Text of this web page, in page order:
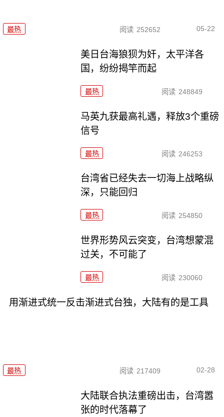
最热 阅读 252652 05-22
美日台海狼狈为奸，太平洋各
国，纷纷揭竿而起
最热 阅读 248849
马英九获最高礼遇，释放3个重磅
信号
最热 阅读 246253
台湾省已经失去一切海上战略纵
深，只能回归
最热 阅读 254850
世界形势风云突变，台湾想蒙混
过关，不可能了
最热 阅读 230060
用渐进式统一反击渐进式台独，大陆有的是工具
最热 阅读 217409 02-28
大陆联合执法重磅出击，台湾嚣
张的时代落幕了